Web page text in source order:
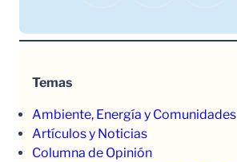
Temas
Ambiente, Energía y Comunidades
Artículos y Noticias
Columna de Opinión